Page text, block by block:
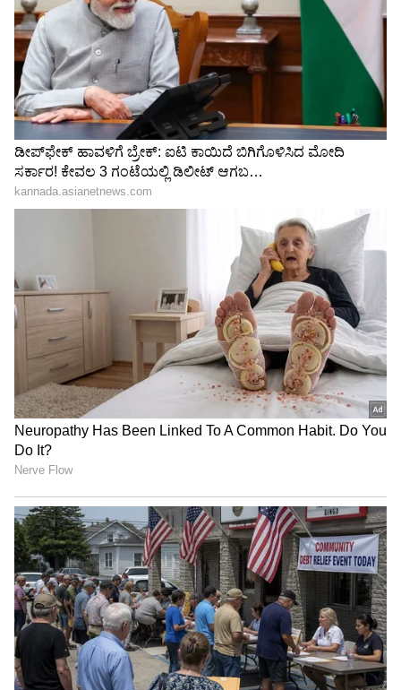
ಒಳಗೊಂಡ 14.45 ಕಿ.ಜೀ. ಸುರಂಗ ಮಾರ್ಗದ ಕಾಮಾರಿ
ನಡೆಸಬೇಕಿದೆ. ಈ ಬಗ್ಗೆ ಭಾರತ ಸರ್ಕಾರದ ಮೂಲಕ
ಸಾವರಿನ್ ಲೋನ್ ಅಥವಾ ಪಾಸ್-ರ್ಥ - ಅಸಿಸ್ಟೆನ್ಸ್
(ಪಿಟಿಎ) ರೀತಿ ಯಲ್ಲಿ ಸಾಲ ಮಾಡಬೇಕಿದೆ. ಈ ಬಗ್ಗೆ ಕೇಂದ್ರದ
ಅನುಮೋದನೆ ನಿರೀಕ್ಷಿಸಿ ಪೂರ್ವ ಯೋಜನಾ ಚಟುವಟಿಕೆ
ನಡೆಸಬಹುದು. ಕೇಂದ್ರದ ಅನುಮೋದನೆ ಬಳಿಕ ಸಿವಿಲ್ ಕಾಮ
ಗಾರಿ ಕೈಗೊಳ್ಳಬಹುದು ಎಂದು ನಿರ್ಣಯ ತೆಗೆದುಕೊಂಡಿದೆ.
ಗುಲಾಬಿ ಮೆಟ್ರೋ ಮಾರ್ಗ ಸುರಂಗ ಪೂರ್ಣ: 21 ಕಿ.ಮೀ.
ಸುರಂಗ ಸಿದ್ಧಪಡಿಸಿ ಹೊರಬಂದ ಭದ್ರಾ ಟಿಎಂಟಿ
ರಸ್ತೆ ಅಭಿವೃದ್ಧಿಗೆ ಘಟನೋತ್ತರ ಅನುಮತಿ:
ಕನಕೋತ್ಸವದಲ್ಲಿ ರಿಷಬ್ ಶೆಟ್ಟಿ | Rishab
Shetty speech | Suvarna News
ಶೇ.50 ರಿಂದ ಶೇ.18 ಕ್ಕೆ TAX ಇಳಿಕೆ: ಮೋದಿ-
ಟ್ರಂಪ್ ಐತಿಹಾಸಿಕ ಒಪ್ಪಂದ | India US
Trade Deal | Party Rounds